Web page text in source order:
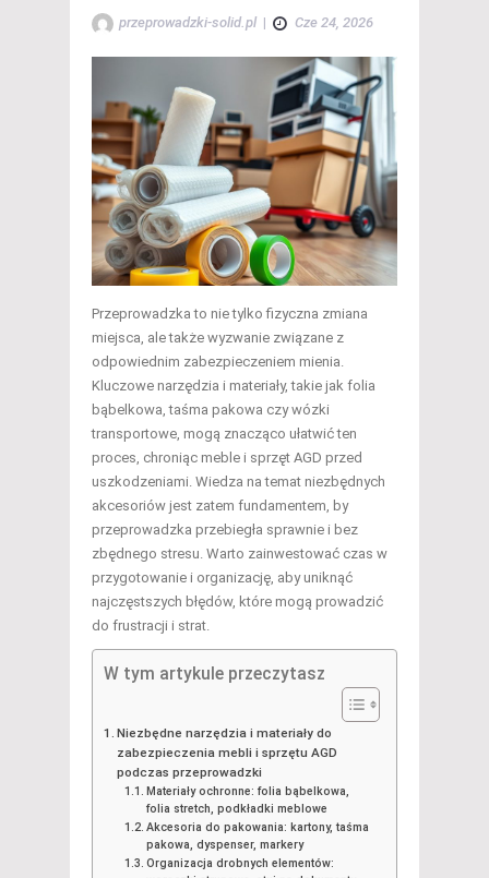
przeprowadzki-solid.pl | Cze 24, 2026
Przeprowadzka to nie tylko fizyczna zmiana
miejsca, ale także wyzwanie związane z
odpowiednim zabezpieczeniem mienia.
Kluczowe narzędzia i materiały, takie jak folia
bąbelkowa, taśma pakowa czy wózki
transportowe, mogą znacząco ułatwić ten
proces, chroniąc meble i sprzęt AGD przed
uszkodzeniami. Wiedza na temat niezbędnych
akcesoriów jest zatem fundamentem, by
przeprowadzka przebiegła sprawnie i bez
zbędnego stresu. Warto zainwestować czas w
przygotowanie i organizację, aby uniknąć
najczęstszych błędów, które mogą prowadzić
do frustracji i strat.
W tym artykule przeczytasz
Niezbędne narzędzia i materiały do
zabezpieczenia mebli i sprzętu AGD
podczas przeprowadzki
Materiały ochronne: folia bąbelkowa,
folia stretch, podkładki meblowe
Akcesoria do pakowania: kartony, taśma
pakowa, dyspenser, markery
Organizacja drobnych elementów: